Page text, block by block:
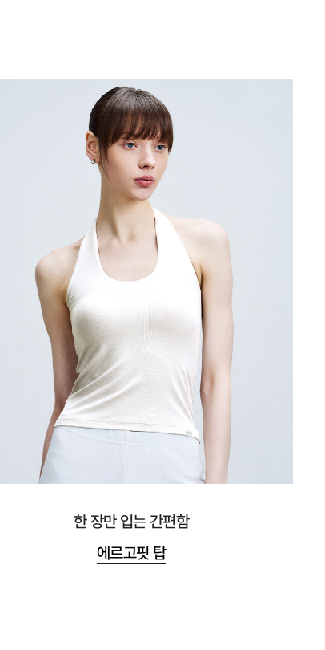
한 장만 입는 간편함
에르고핏 탑